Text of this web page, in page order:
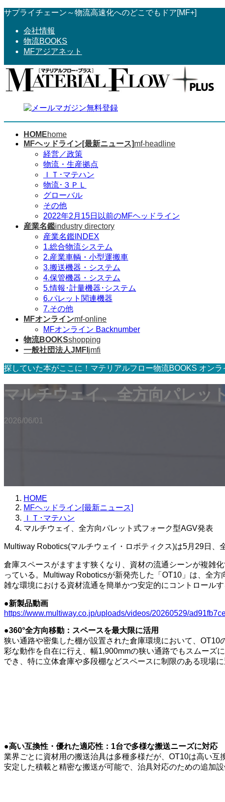
コ
へ
ス
ナ
ョ
ン
サプライチェーン～物流高速化へのどこでもドア[MF+]
会社情報
物流BOOKS
MFアジアネット
HOMEhome
MFヘッドライン[最新ニュース]mf-headline
経営／政策
物流・生産拠点
ＩＴ･マテハン
物流･３ＰＬ
グローバル
その他
2022年2月15日以前のMFヘッドライン
産業名鑑industry directory
産業名鑑INDEX
1.総合物流システム
2.産業車輌・小型運搬車
3.搬送機器・システム
4.保管機器・システム
5.情報･計量機器･システム
6.パレット関連機器
7.その他
MFオンラインmf-online
MFオンライン Backnumber
物流BOOKSshopping
一般社団法人JMFI jmfi
探していた本がここに！マテリアルフロー物流BOOKS オンラ
マルチウェイ、全方向パレッ
2026/06/01
HOME
MFヘッドライン[最新ニュース]
ＩＴ･マテハン
マルチウェイ、全方向パレット式フォーク型AGV発表
Multiway Robotics(マルチウェイ・ロボティクス)は5月29日、
倉庫スペースがますます狭くなり、資材の流通シーンが複雑
っている。Multiway Roboticsが新発売した「OT10」は、全
雑な環境における資材流通を簡単かつ安定的にコントロールす
●新製品動画
https://www.multiway.co.jp/uploads/videos/20260529/
●360°全方向移動：スペースを最大限に活用
狭い通路や密集した棚が設置された倉庫環境において、
彩な動作を自在に行え、幅1,900mmの狭い通路でもスムーズ
でき、特に立体倉庫や多段棚などスペースに制限のある現場
●高い互換性・優れた適応性：1台で多様な搬送ニーズに対応
業界ごとに資材用の搬送治具は多種多様だが、OT10は高い
安定した積載と精密な搬送が可能で、治具対応のための追加設